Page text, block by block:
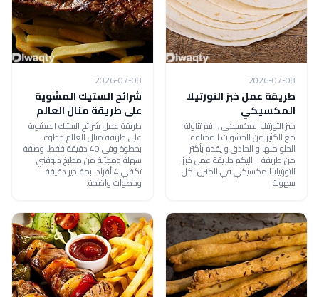
2026-07-08
طريقة عمل خبز التورتيلا
المكسيكي
خبز التورتيلا المكسيكي .. يتم تناولة
مع الكثير من الحشوات المختلفة
الحلو منها و الحادق و يقدم بأكثر
من طريقة .. اليكم طريقة عمل خبز
التورتيلا المكسيكي في المنزل بكل
سهولة
2026-07-08
شرائح الستيك المشوية
على طريقة منال العالم
طريقة عمل شرائح الستيك المشوية
على طريقة منال العالم خطوة
بخطوة وفي 40 دقيقة فقط. وصفة
سهلة ومجرّبة من مطبخ دلوقتي
تكفي 4 أفراد، بمقادير دقيقة
وخطوات واضحة.